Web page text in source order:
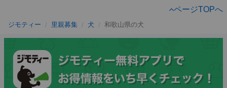
ページTOPへ
ジモティー 里親募集 犬 和歌山県の犬